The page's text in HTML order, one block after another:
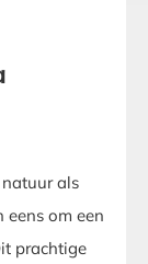
als
eens om een
prachtige